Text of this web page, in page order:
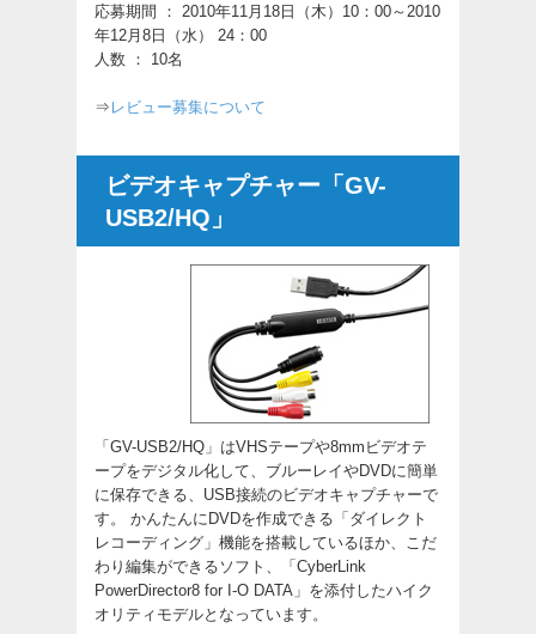
応募期間 ： 2010年11月18日（木）10：00～2010
年12月8日（水） 24：00
人数 ： 10名
⇒ レビュー募集について
ビデオキャプチャー「GV-
USB2/HQ」
「GV-USB2/HQ」はVHSテープや8mmビデオテ
ープをデジタル化して、ブルーレイやDVDに簡単
に保存できる、USB接続のビデオキャプチャーで
す。 かんたんにDVDを作成できる「ダイレクト
レコーディング」機能を搭載しているほか、こだ
わり編集ができるソフト、「CyberLink
PowerDirector8 for I-O DATA」を添付したハイク
オリティモデルとなっています。